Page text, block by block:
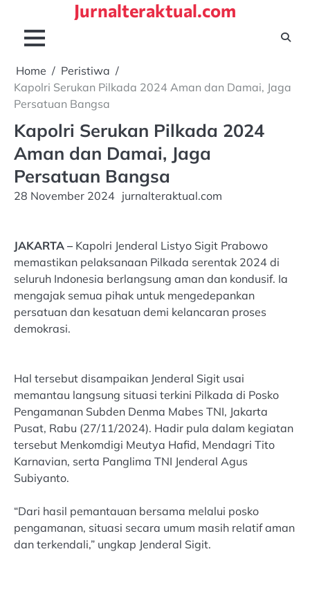
content
Jurnalteraktual.com
Home
Peristiwa
Kapolri Serukan Pilkada 2024 Aman dan Damai, Jaga
Persatuan Bangsa
Kapolri Serukan Pilkada 2024
Aman dan Damai, Jaga
Persatuan Bangsa
28 November 2024 jurnalteraktual.com
JAKARTA – Kapolri Jenderal Listyo Sigit Prabowo
memastikan pelaksanaan Pilkada serentak 2024 di
seluruh Indonesia berlangsung aman dan kondusif. Ia
mengajak semua pihak untuk mengedepankan
persatuan dan kesatuan demi kelancaran proses
demokrasi.
Hal tersebut disampaikan Jenderal Sigit usai
memantau langsung situasi terkini Pilkada di Posko
Pengamanan Subden Denma Mabes TNI, Jakarta
Pusat, Rabu (27/11/2024). Hadir pula dalam kegiatan
tersebut Menkomdigi Meutya Hafid, Mendagri Tito
Karnavian, serta Panglima TNI Jenderal Agus
Subiyanto.
“Dari hasil pemantauan bersama melalui posko
pengamanan, situasi secara umum masih relatif aman
dan terkendali,” ungkap Jenderal Sigit.